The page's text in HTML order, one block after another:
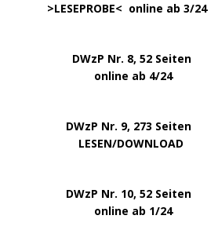
>LESEPROBE< online ab 3/24
DWzP Nr. 8, 52 Seiten
online ab 4/24
DWzP Nr. 9, 273 Seiten
LESEN/DOWNLOAD
DWzP Nr. 10, 52 Seiten
online ab 1/24